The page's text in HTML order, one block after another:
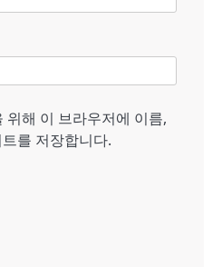
위해 이 브라우저에 이름,
를 저장합니다.